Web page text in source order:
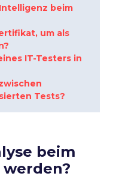
beim
um als
IT-Testers in
Tests?
beim